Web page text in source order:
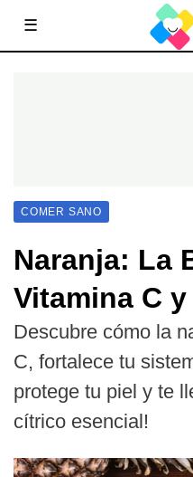
☰
COMER SANO
Naranja: La
Vitamina C y
Descubre cómo la
C, fortalece tu
protege tu piel y te
cítrico esencial!